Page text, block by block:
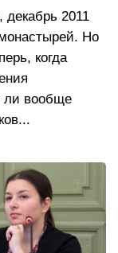
декабрь 2011
Но
когда
ли вообще